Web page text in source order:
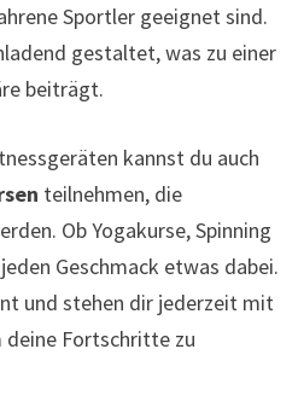
Sportler geeignet sind.
gestaltet, was zu einer
beiträgt.
kannst du auch
teilnehmen, die
Ob Yogakurse, Spinning
Geschmack etwas dabei.
und stehen dir jederzeit mit
deine Fortschritte zu